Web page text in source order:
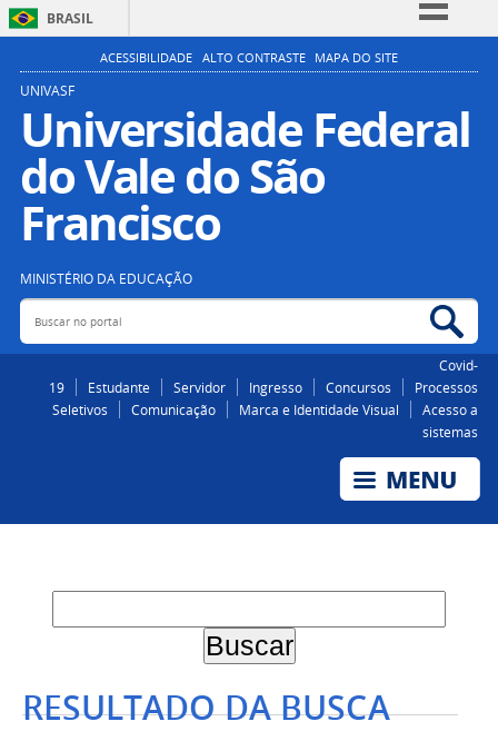
BRASIL
Simplifique!
Participe
Acesso à informação
Legislação
ACESSIBILIDADE ALTO CONTRASTE MAPA DO SITE
UNIVASF
Universidade Federal
do Vale do São
Francisco
MINISTÉRIO DA EDUCAÇÃO
Buscar no portal
Covid-
19
Estudante Servidor Ingresso Concursos
Processos
Seletivos
Comunicação Marca e Identidade Visual
Acesso a
sistemas
RESULTADO DA BUSCA